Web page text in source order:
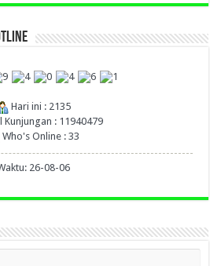
Hari ini : 2135
Kunjungan : 11940479
Who's Online : 33
26-08-06